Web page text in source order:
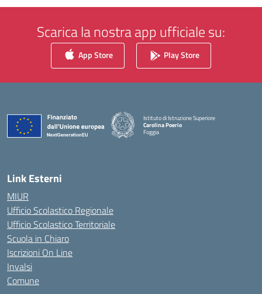
Scarica la nostra app ufficiale su:
App Store Play Store
Istituto di Istruzione Superiore
Carolina Poerio
Foggia
— Visita la pagina iniziale della scuola
Link Esterni
MIUR
Ufficio Scolastico Regionale
Ufficio Scolastico Territoriale
Scuola in Chiaro
Iscrizioni On Line
Invalsi
Comune